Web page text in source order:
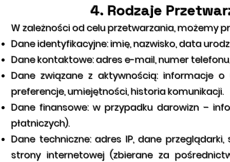
4. Rodzaje
W zależności od celu przetwarzania, możemy
Dane identyfikacyjne: imię, nazwisko, data
Dane kontaktowe: adres e-mail, numer
Dane związane z aktywnością: informacje
preferencje, umiejętności, historia komunikacji.
Dane finansowe: w przypadku darowizn –
płatniczych).
Dane techniczne: adres IP, dane
strony internetowej (zbierane za